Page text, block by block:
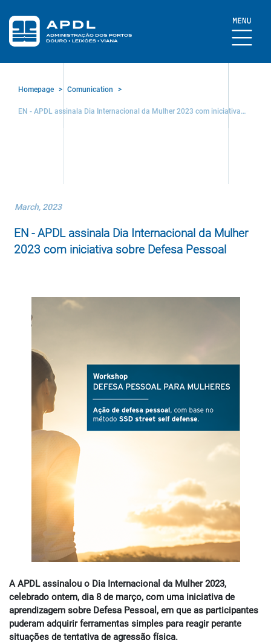
Homepage > Comunication >
EN - APDL assinala Dia Internacional da Mulher 2023 com iniciativa
March, 2023
EN - APDL assinala Dia Internacional da Mulher
2023 com iniciativa sobre Defesa Pessoal
A APDL assinalou o Dia Internacional da Mulher 2023,
celebrado ontem, dia 8 de março, com uma iniciativa de
aprendizagem sobre Defesa Pessoal, em que as participantes
puderam adquirir ferramentas simples para reagir perante
situações de tentativa de agressão física.